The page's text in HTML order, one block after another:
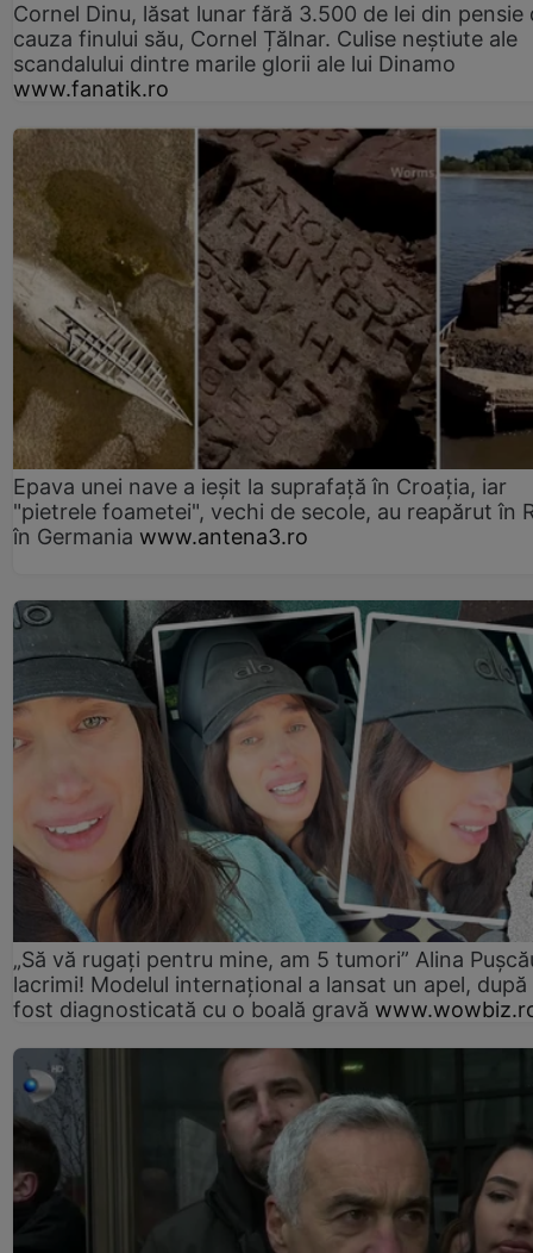
Cornel Dinu, lăsat lunar fără 3.500 de lei din pensie
cauza finului său, Cornel Țălnar. Culise neștiute ale
scandalului dintre marile glorii ale lui Dinamo
www.fanatik.ro
Epava unei nave a ieșit la suprafață în Croația, iar
"pietrele foametei", vechi de secole, au reapărut în
în Germania www.antena3.ro
„Să vă rugați pentru mine, am 5 tumori” Alina
lacrimi! Modelul internațional a lansat un apel, după
fost diagnosticată cu o boală gravă